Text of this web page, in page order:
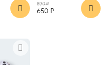
890 ₽
650 ₽